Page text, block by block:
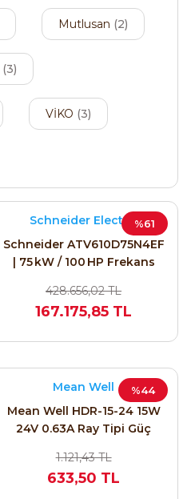
Mutlusan (2)
(3)
VİKO (3)
%61
Schneider Electric
Schneider ATV610D75N4EF
| 75 kW / 100 HP Frekans
428.656,02 TL
167.175,85 TL
%44
Mean Well
Mean Well HDR-15-24 15W
24V 0.63A Ray Tipi Güç
1.121,43 TL
633,50 TL